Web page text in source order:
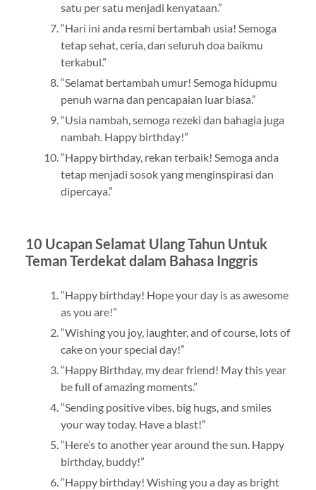
satu per satu menjadi kenyataan.”
“Hari ini anda resmi bertambah usia! Semoga
tetap sehat, ceria, dan seluruh doa baikmu
terkabul.”
“Selamat bertambah umur! Semoga hidupmu
penuh warna dan pencapaian luar biasa.”
“Usia nambah, semoga rezeki dan bahagia juga
nambah. Happy birthday!”
“Happy birthday, rekan terbaik! Semoga anda
tetap menjadi sosok yang menginspirasi dan
dipercaya.”
10 Ucapan Selamat Ulang Tahun Untuk
Teman Terdekat dalam Bahasa Inggris
“Happy birthday! Hope your day is as awesome
as you are!”
“Wishing you joy, laughter, and of course, lots of
cake on your special day!”
“Happy Birthday, my dear friend! May this year
be full of amazing moments.”
“Sending positive vibes, big hugs, and smiles
your way today. Have a blast!”
“Here’s to another year around the sun. Happy
birthday, buddy!”
“Happy birthday! Wishing you a day as bright